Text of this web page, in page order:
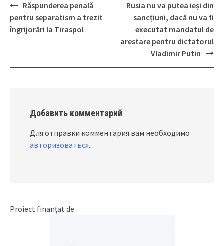
Post
navigation
Răspunderea penală
pentru separatism a trezit
îngrijorări la Tiraspol
Rusia nu va putea ieși din
sancțiuni, dacă nu va fi
executat mandatul de
arestare pentru dictatorul
Vladimir Putin
Добавить комментарий
Для отправки комментария вам необходимо
авторизоваться.
Proiect finanțat de